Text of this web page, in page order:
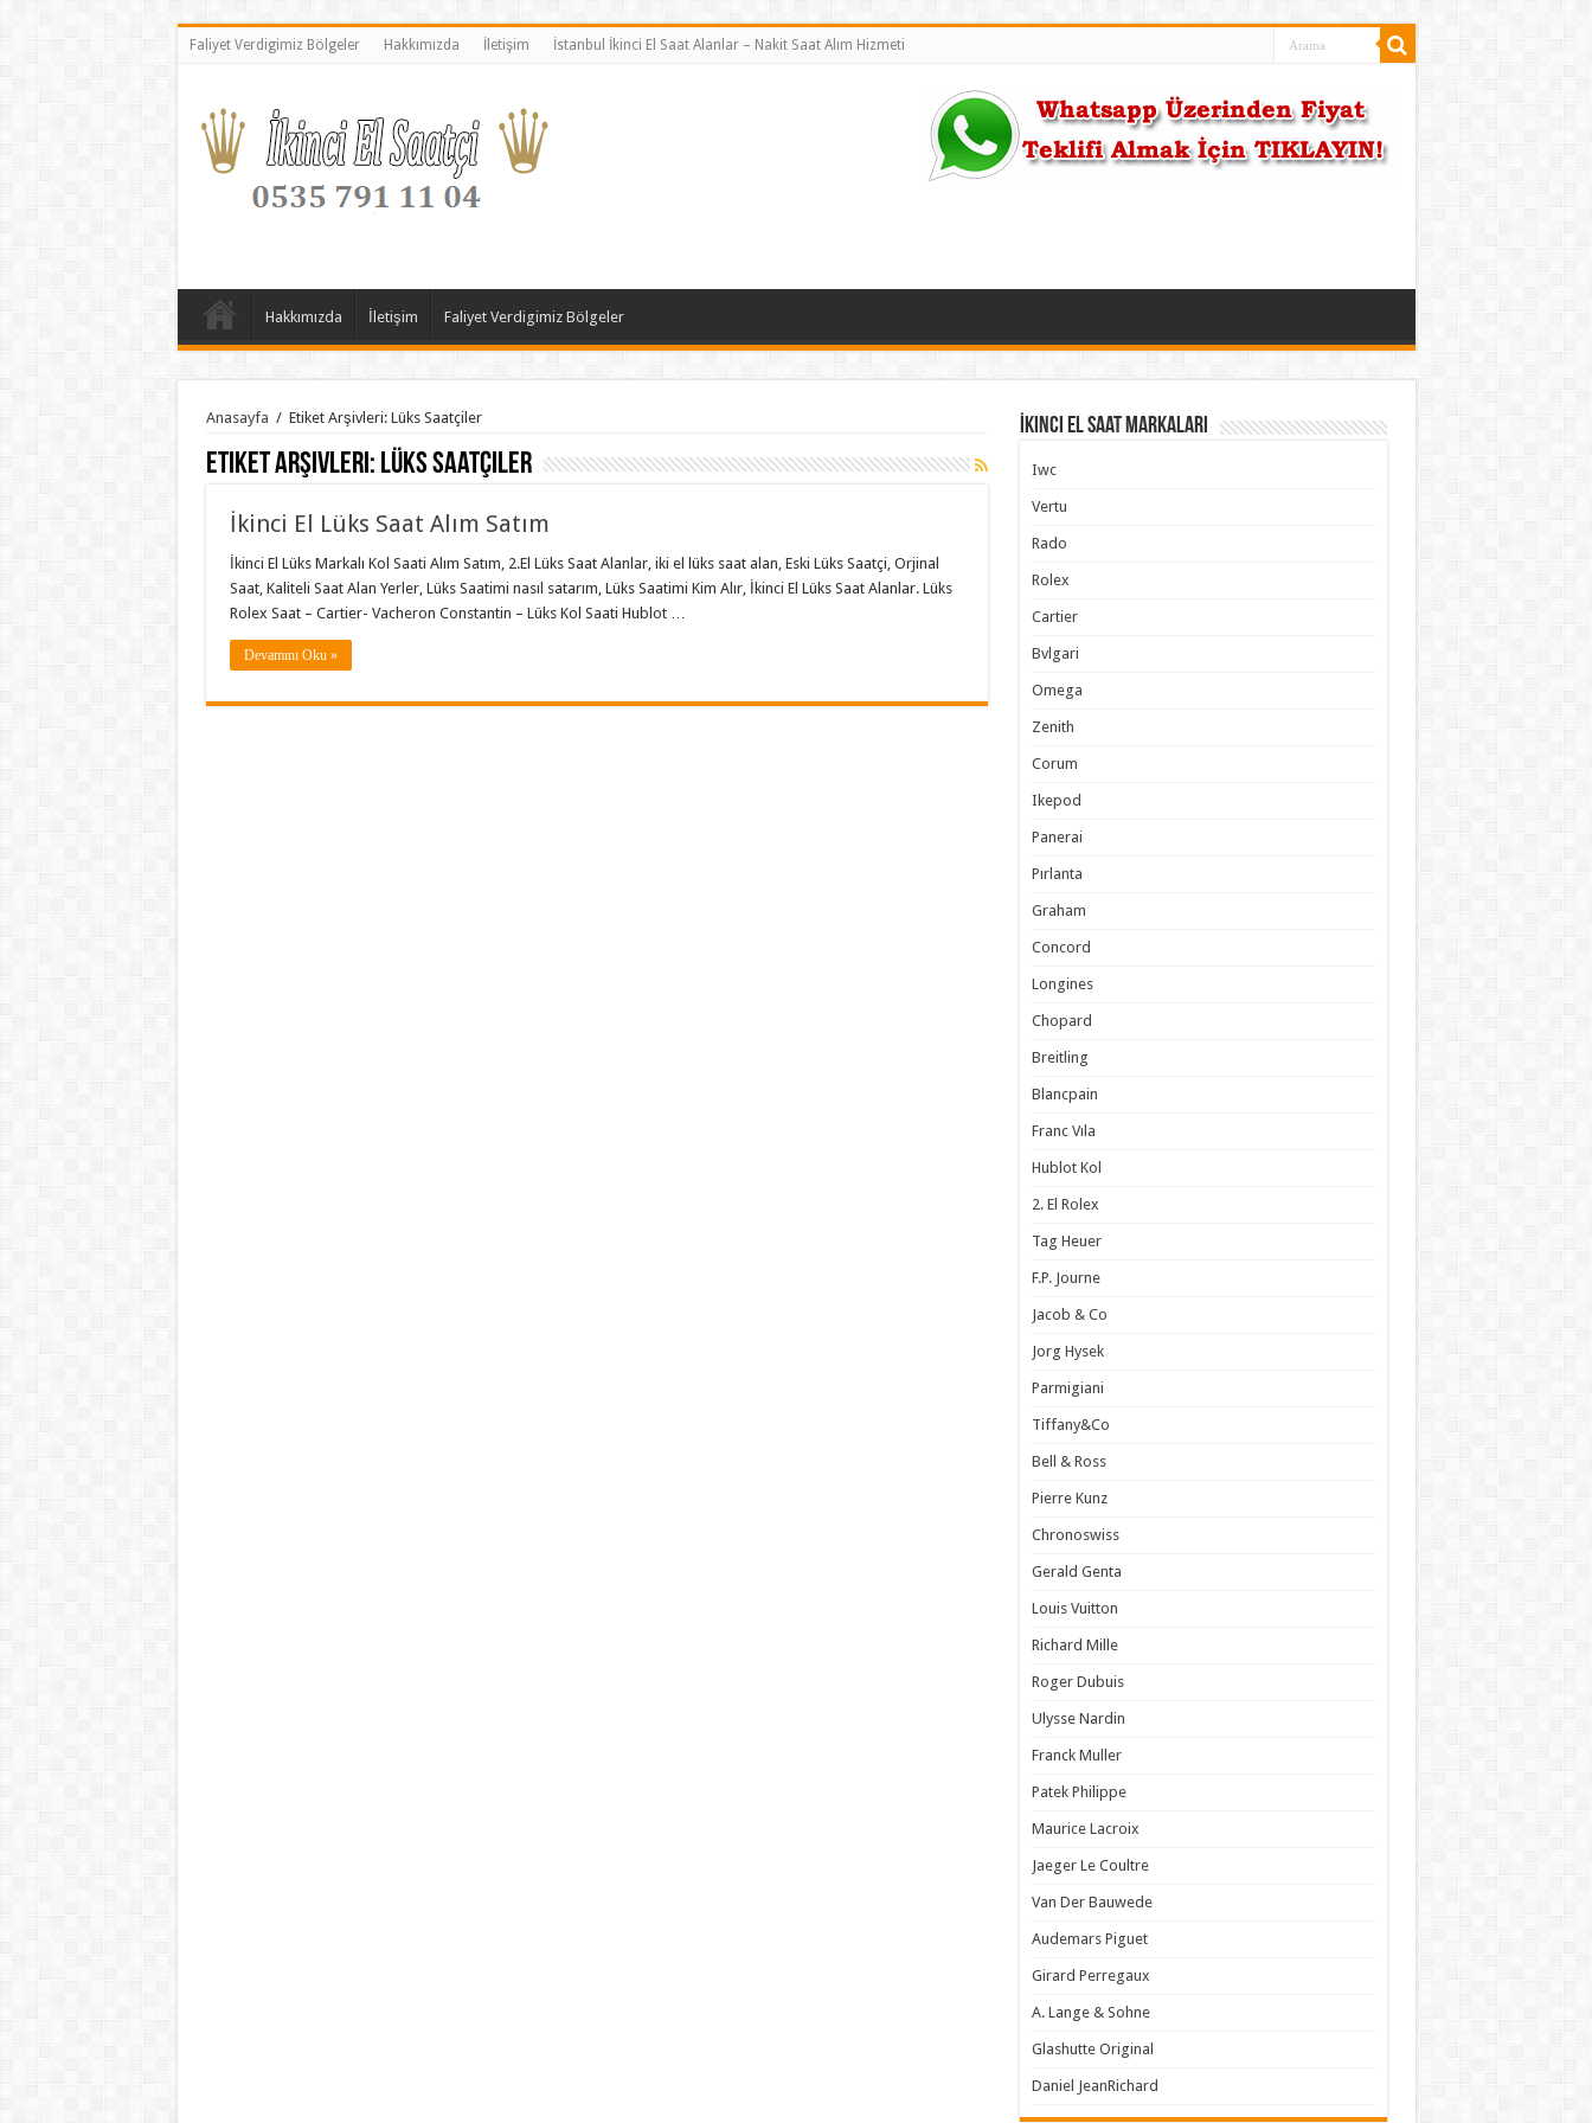
Faliyet Verdigimiz Bölgeler Hakkımızda İletişim İstanbul İkinci El Saat Alanlar – Nakit Saat Alım Hizmeti
Hakkımızda İletişim Faliyet Verdigimiz Bölgeler
Anasayfa / Etiket Arşivleri: Lüks Saatçiler
Etiket Arşivleri: Lüks Saatçiler
İkinci El Lüks Saat Alım Satım
İkinci El Lüks Markalı Kol Saati Alım Satım, 2.El Lüks Saat Alanlar, iki el lüks saat alan, Eski Lüks Saatçi, Orjinal
Saat, Kaliteli Saat Alan Yerler, Lüks Saatimi nasıl satarım, Lüks Saatimi Kim Alır, İkinci El Lüks Saat Alanlar. Lüks
Rolex Saat – Cartier- Vacheron Constantin – Lüks Kol Saati Hublot …
Devamını Oku »
İkinci El Saat Markaları
Iwc
Vertu
Rado
Rolex
Cartier
Bvlgari
Omega
Zenith
Corum
Ikepod
Panerai
Pırlanta
Graham
Concord
Longines
Chopard
Breitling
Blancpain
Franc Vıla
Hublot Kol
2. El Rolex
Tag Heuer
F.P. Journe
Jacob & Co
Jorg Hysek
Parmigiani
Tiffany&Co
Bell & Ross
Pierre Kunz
Chronoswiss
Gerald Genta
Louis Vuitton
Richard Mille
Roger Dubuis
Ulysse Nardin
Franck Muller
Patek Philippe
Maurice Lacroix
Jaeger Le Coultre
Van Der Bauwede
Audemars Piguet
Girard Perregaux
A. Lange & Sohne
Glashutte Original
Daniel JeanRichard